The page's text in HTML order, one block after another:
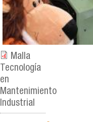
Malla
Tecnología
en
Mantenimiento
Industrial